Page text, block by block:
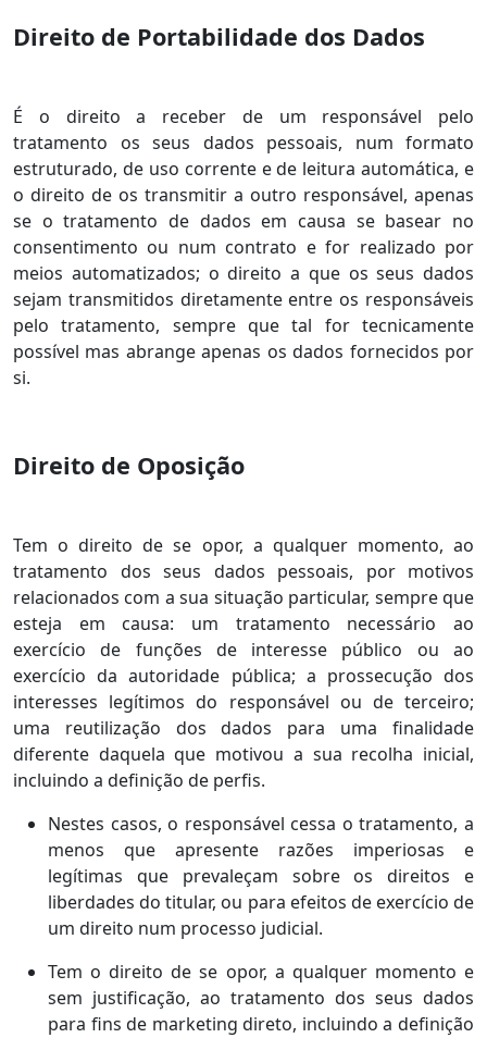
Direito de Portabilidade dos Dados
É o direito a receber de um responsável pelo
tratamento os seus dados pessoais, num formato
estruturado, de uso corrente e de leitura automática, e
o direito de os transmitir a outro responsável, apenas
se o tratamento de dados em causa se basear no
consentimento ou num contrato e for realizado por
meios automatizados; o direito a que os seus dados
sejam transmitidos diretamente entre os responsáveis
pelo tratamento, sempre que tal for tecnicamente
possível mas abrange apenas os dados fornecidos por
si.
Direito de Oposição
Tem o direito de se opor, a qualquer momento, ao
tratamento dos seus dados pessoais, por motivos
relacionados com a sua situação particular, sempre que
esteja em causa: um tratamento necessário ao
exercício de funções de interesse público ou ao
exercício da autoridade pública; a prossecução dos
interesses legítimos do responsável ou de terceiro;
uma reutilização dos dados para uma finalidade
diferente daquela que motivou a sua recolha inicial,
incluindo a definição de perfis.
Nestes casos, o responsável cessa o tratamento, a
menos que apresente razões imperiosas e
legítimas que prevaleçam sobre os direitos e
liberdades do titular, ou para efeitos de exercício de
um direito num processo judicial.
Tem o direito de se opor, a qualquer momento e
sem justificação, ao tratamento dos seus dados
para fins de marketing direto, incluindo a definição